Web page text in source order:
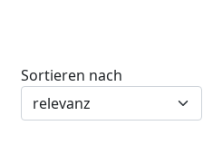
Sortieren nach